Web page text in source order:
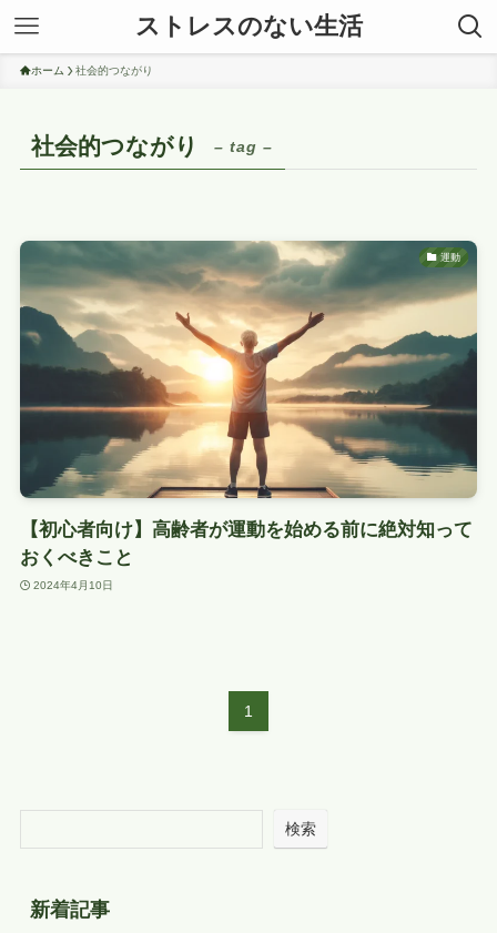
ストレスのない生活
ホーム 社会的つながり
社会的つながり – tag –
運動
【初心者向け】高齢者が運動を始める前に絶対知って
おくべきこと
2024年4月10日
1
検索
新着記事